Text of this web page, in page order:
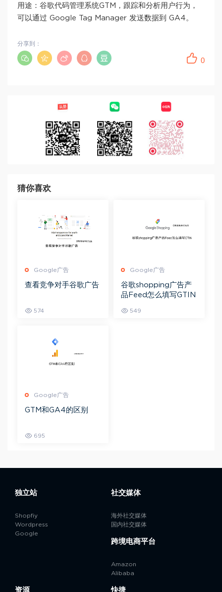
用途：谷歌代码管理系统GTM，跟踪和分析用户行为，
可以通过 Google Tag Manager 发送数据到 GA4。
0
分享到：
猜你喜欢
Google广告
查看竞争对手谷歌广告
574
Google广告
谷歌shopping广告产
品Feed怎么填写GTIN
549
Google广告
GTM和GA4的区别
695
独立站
Shopfiy
Wordpress
Google
社交媒体
海外社交媒体
国内社交媒体
跨境电商平台
Amazon
Alibaba
资源 快捷